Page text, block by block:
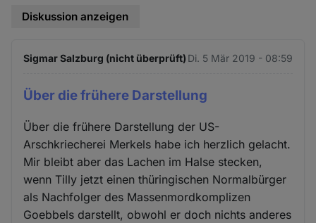
Diskussion anzeigen
Sigmar Salzburg (nicht überprüft) Di. 5 Mär 2019 - 08:59
Über die frühere Darstellung
Über die frühere Darstellung der US-
Arschkriecherei Merkels habe ich herzlich gelacht.
Mir bleibt aber das Lachen im Halse stecken,
wenn Tilly jetzt einen thüringischen Normalbürger
als Nachfolger des Massenmordkomplizen
Goebbels darstellt, obwohl er doch nichts anderes